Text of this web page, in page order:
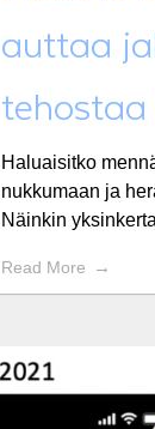
auttaa
Haluaisitko
nukkumaan ja
Näinkin
Read More